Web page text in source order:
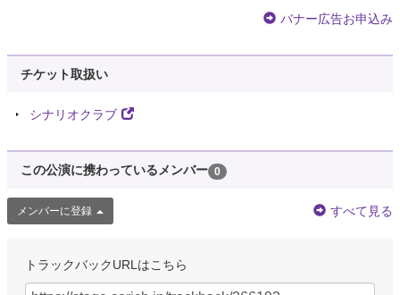
バナー広告お申込み
チケット取扱い
シナリオクラブ
この公演に携わっているメンバー 0
メンバーに登録 すべて見る
トラックバックURLはこちら